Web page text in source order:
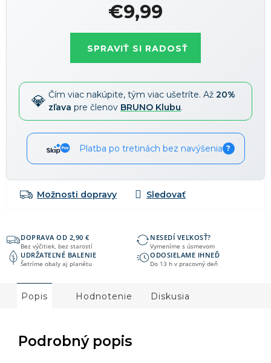
€9,99
SPRAVIŤ SI RADOSŤ
Čím viac nakúpite, tým viac ušetríte. Až 20%
zľava pre členov BRUNO Klubu.
Platba po tretinách bez navýšenia ?
Možnosti dopravy
DOPRAVA OD 2,90 €
Bez výčitiek, bez starostí
NESEDÍ VEĽKOSŤ?
Vymeníme s úsmevom
UDRŽATEĽNÉ BALENIE
Šetríme obaly aj planétu
ODOSIELAME IHNEĎ
Do 13 h v pracovný deň
Popis Hodnotenie Diskusia
Podrobný popis